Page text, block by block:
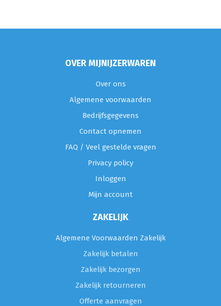
OVER MIJNIJZERWAREN
Over ons
Algemene voorwaarden
Bedrijfsgegevens
Contact opnemen
FAQ / Veel gestelde vragen
Privacy policy
Inloggen
Mijn account
ZAKELIJK
Algemene Voorwaarden Zakelijk
Zakelijk betalen
Zakelijk bezorgen
Zakelijk retourneren
Offerte aanvragen